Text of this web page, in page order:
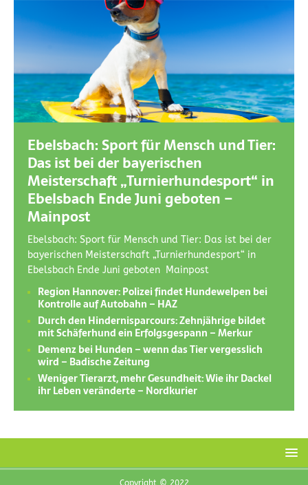
Ebelsbach: Sport für Mensch und Tier:
Das ist bei der bayerischen
Meisterschaft „Turnierhundesport“ in
Ebelsbach Ende Juni geboten –
Mainpost
Ebelsbach: Sport für Mensch und Tier: Das ist bei der
bayerischen Meisterschaft „Turnierhundesport“ in
Ebelsbach Ende Juni geboten Mainpost
Region Hannover: Polizei findet Hundewelpen bei
Kontrolle auf Autobahn – HAZ
Durch den Hindernisparcours: Zehnjährige bildet
mit Schäferhund ein Erfolgsgespann – Merkur
Demenz bei Hunden – wenn das Tier vergesslich
wird – Badische Zeitung
Weniger Tierarzt, mehr Gesundheit: Wie ihr Dackel
ihr Leben veränderte – Nordkurier